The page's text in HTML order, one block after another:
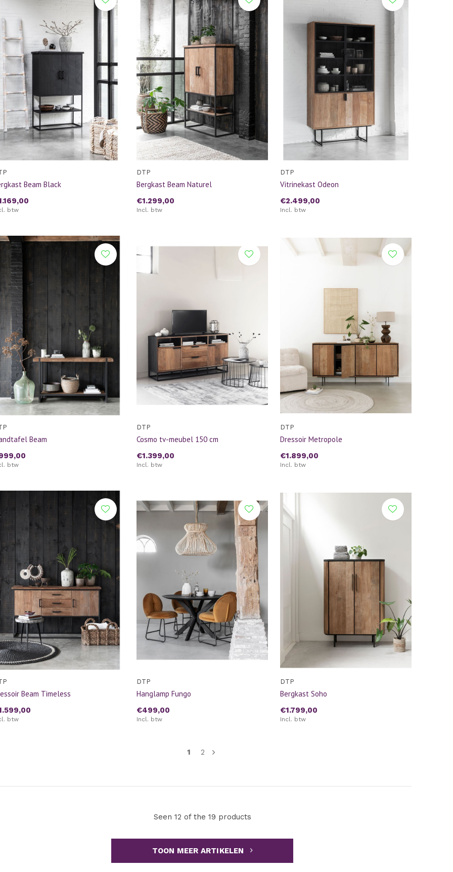
Beam Black
btw
DTP
Bergkast Beam Naturel
€1.299,00
Incl. btw
DTP
Vitrinekast Odeon
€2.499,00
Incl. btw
Beam
btw
DTP
Cosmo tv-meubel 150 cm
€1.399,00
Incl. btw
DTP
Dressoir Metropole
€1.899,00
Incl. btw
Beam Timeless
btw
DTP
Hanglamp Fungo
€499,00
Incl. btw
DTP
Bergkast Soho
€1.799,00
Incl. btw
1 2
Seen 12 of the 19 products
TOON MEER ARTIKELEN